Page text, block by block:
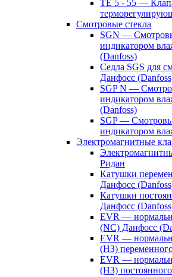
TE 5 - 55 —
Смотровые стекла
SGN —
индикатором
(Danfoss)
Седла SGS для
Данфосс
SGP N —
индикатором
(Danfoss)
SGP —
индикатором
Электромагнитные
Ридан
Катушки
Данфосс
Катушки
Данфосс
EVR —
(NC) Данфосс
EVR —
(НЗ)
EVR —
(НЗ)